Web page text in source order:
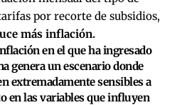
por recorte de subsidios,
más inflación.
en el que ha ingresado
genera un escenario donde
extremadamente sensibles a
en las variables que influyen